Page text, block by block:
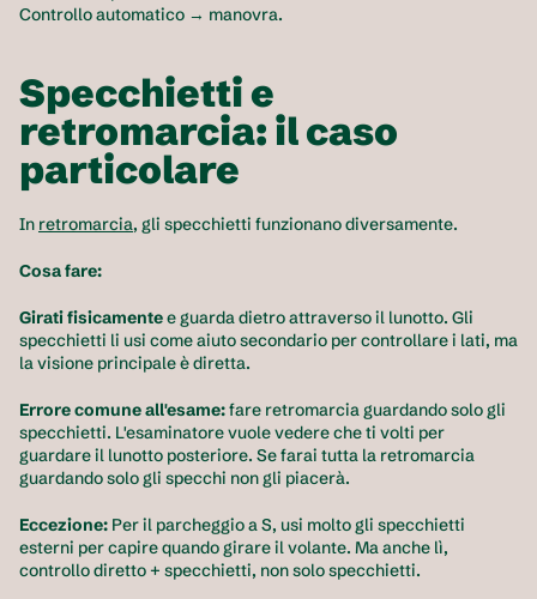
Controllo automatico → manovra.
Specchietti e
retromarcia: il caso
particolare
In retromarcia, gli specchietti funzionano diversamente.
Cosa fare:
Girati fisicamente e guarda dietro attraverso il lunotto. Gli
specchietti li usi come aiuto secondario per controllare i lati, ma
la visione principale è diretta.
Errore comune all'esame: fare retromarcia guardando solo gli
specchietti. L'esaminatore vuole vedere che ti volti per
guardare il lunotto posteriore. Se farai tutta la retromarcia
guardando solo gli specchi non gli piacerà.
Eccezione: Per il parcheggio a S, usi molto gli specchietti
esterni per capire quando girare il volante. Ma anche lì,
controllo diretto + specchietti, non solo specchietti.